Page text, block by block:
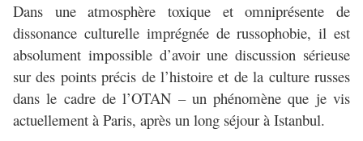
Dans une atmosphère toxique et omniprésente de
dissonance culturelle imprégnée de russophobie, il est
absolument impossible d’avoir une discussion sérieuse
sur des points précis de l’histoire et de la culture russes
dans le cadre de l’OTAN – un phénomène que je vis
actuellement à Paris, après un long séjour à Istanbul.